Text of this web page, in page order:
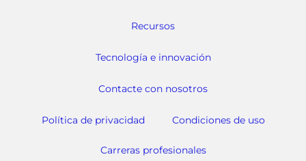
Recursos
Tecnología e innovación
Contacte con nosotros
Política de privacidad Condiciones de uso
Carreras profesionales